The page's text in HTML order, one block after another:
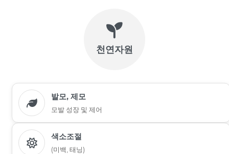
천연자원
발모, 제모
모발 성장 및 제어
색소조절
(미백, 태닝)